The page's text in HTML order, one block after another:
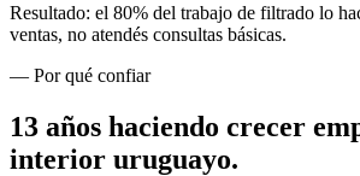
Resultado: el 80% del trabajo de filtrado lo
ventas, no atendés consultas básicas.
— Por qué confiar
13 años haciendo crecer
interior uruguayo.